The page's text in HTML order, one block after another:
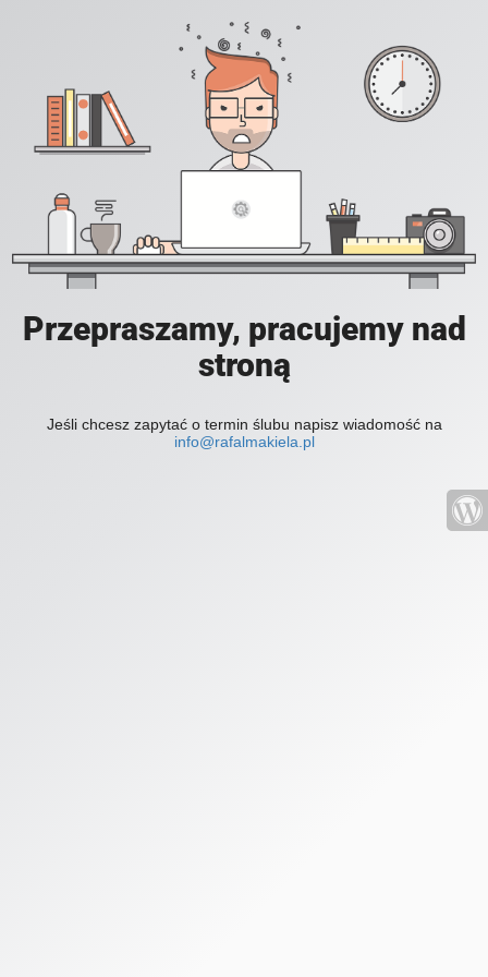
Przepraszamy, pracujemy nad
stroną
Jeśli chcesz zapytać o termin ślubu napisz wiadomość na
info@rafalmakiela.pl